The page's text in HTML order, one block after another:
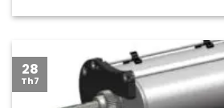
28
Th7